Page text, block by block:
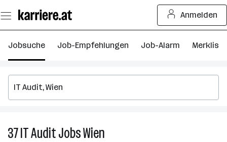
Seiteninhalt
springen
Anmelden
Jobsuche Job-Empfehlungen Job-Alarm Merkliste
37IT AuditJobsWien